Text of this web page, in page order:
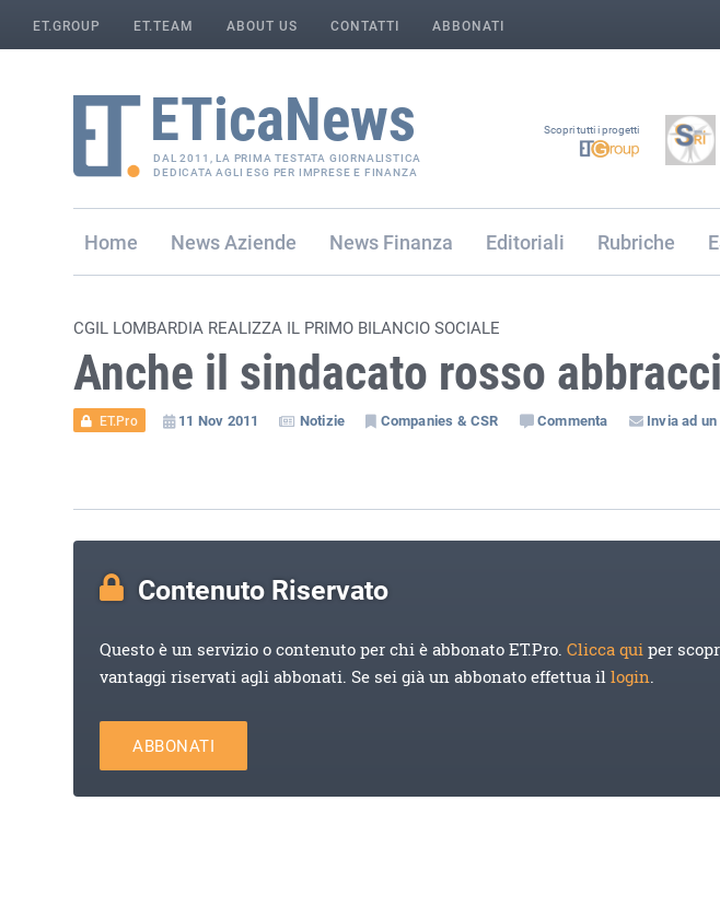
ET.GROUP ET.TEAM ABOUT US CONTATTI ABBONATI
DAL 2011, LA PRIMA TESTATA GIORNALISTICA
DEDICATA AGLI ESG PER IMPRESE E FINANZA
Scopri tutti i progetti
Home Aziende Finanza Editoriali Rubriche
CGIL LOMBARDIA REALIZZA IL PRIMO BILANCIO SOCIALE
Anche il sindacato rosso
ET.Pro 11 Nov 2011 Notizie Companies & CSR Commenta Invia ad
Contenuto Riservato
Questo è un servizio o contenuto per chi è abbonato ET.Pro.Clicca quiper
vantaggi riservati agli abbonati. Se sei già un abbonato effettua illogin.
ABBONATI